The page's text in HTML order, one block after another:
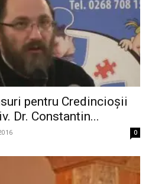
pentru Credincioșii
Dr. Constantin...
0